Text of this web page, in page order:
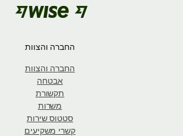
החברה והצוות
החברה והצוות
אבטחה
תקשורת
משרות
סטטוס שירות
קשרי משקיעים